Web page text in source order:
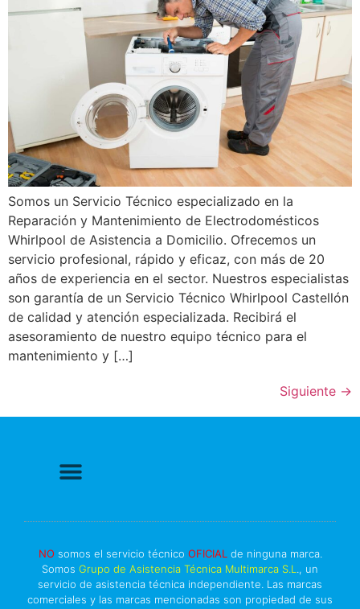
Somos un Servicio Técnico especializado en la
Reparación y Mantenimiento de Electrodomésticos
Whirlpool de Asistencia a Domicilio. Ofrecemos un
servicio profesional, rápido y eficaz, con más de 20
años de experiencia en el sector. Nuestros especialistas
son garantía de un Servicio Técnico Whirlpool Castellón
de calidad y atención especializada. Recibirá el
asesoramiento de nuestro equipo técnico para el
mantenimiento y […]
Siguiente →
NO somos el servicio técnico OFICIAL de ninguna marca.
Somos Grupo de Asistencia Técnica Multimarca S.L., un
servicio de asistencia técnica independiente. Las marcas
comerciales y las marcas mencionadas son propiedad de sus